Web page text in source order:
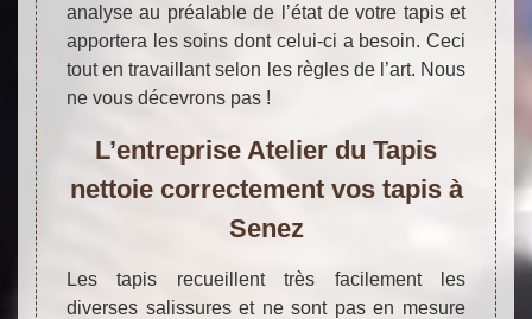
analyse au préalable de l’état de votre tapis et
apportera les soins dont celui-ci a besoin. Ceci
tout en travaillant selon les règles de l’art. Nous
ne vous décevrons pas !
L’entreprise Atelier du Tapis
nettoie correctement vos tapis à
Senez
Les tapis recueillent très facilement les
diverses salissures et ne sont pas en mesure